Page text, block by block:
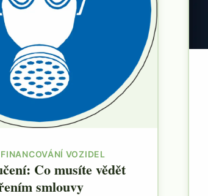
VOZIDEL
Co musíte vědět
smlouvy